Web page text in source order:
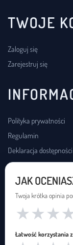
TWOJE
Zaloguj się
Zarejestruj się
Polityka prywatności
Regulamin
Deklaracja dostępności
USŁUGI
JAK
Twoja krótka opinia
★
★
★
Łatwość korzystania